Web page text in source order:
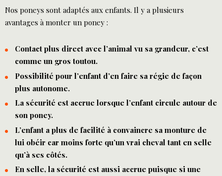
Nos poneys sont adaptés aux enfants. Il y a plusieurs
avantages à monter un poney :
Contact plus direct avec l’animal vu sa grandeur, c’est
comme un gros toutou.
Possibilité pour l’enfant d’en faire sa régie de façon
plus autonome.
La sécurité est accrue lorsque l’enfant circule autour de
son poney.
L’enfant a plus de facilité à convaincre sa monture de
lui obéir car moins forte qu’un vrai cheval tant en selle
qu’à ses côtés.
En selle, la sécurité est aussi accrue puisque si une